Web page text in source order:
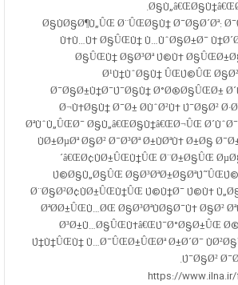
Ø§ÙØ§Ø¶Ù„ÛŒ Ø¨ÛŒØ§Ù† Ø¯Ø§Ø´Øª:
Ù‡Ù…Ù‡ Ø§ÛŒÙ† Ù…ÙˆØ§Ø±Ø¯
Ø§ÛŒÙ† Ø§Ø³Øª Ú©Ù‡
Ø¹Ù†ÙˆØ§Ù† ÛŒÚ©ÛŒ
Ø¯Ø§Ø±Ù†Ø¯Ú¯Ø§Ù† Ø°Ø®Ø§ÛŒØ±
Ø¬Ù‡Ø§Ù† Ø¯Ø± Ø­ÙˆØ²Ù‡ Ú¯Ø§Ø²
ØªÙˆÙ„ÛŒØ¯ Ø§Ù„â€ŒØ§Ù†â€ŒØ¬ÛŒ
ÙØ±ØµØª Ø§Ø² Ø¯Ø³Øª Ø±ÙØªÙ‡ Ø±Ø§
´â€ŒØ¢ÙØ±ÛŒÙ†ÛŒ Ø¨Ø±Ø§ÛŒ
Ú©Ø§Ù„Ø§ÛŒ
Ø¨Ø§Ø²Ø¢ÙØ±ÛŒÙ†ÛŒ Ú©Ù†Ø¯ Ú©Ù‡
ØªØ­Ø±ÛŒÙ…ØŒ Ø§Ø³ØªÙØ§Ø¯Ù‡ Ø§Ø²
Ø³Ø±Ù…Ø§ÛŒÙ‡â€ŒÚ¯Ø°Ø§Ø±ÛŒ
Ú†Ù†ÛŒÙ† Ù…Ø¯ÛŒØ±ÛŒØª Ø±Ø´Ø¯
Ú¯Ø§Ø²
https://